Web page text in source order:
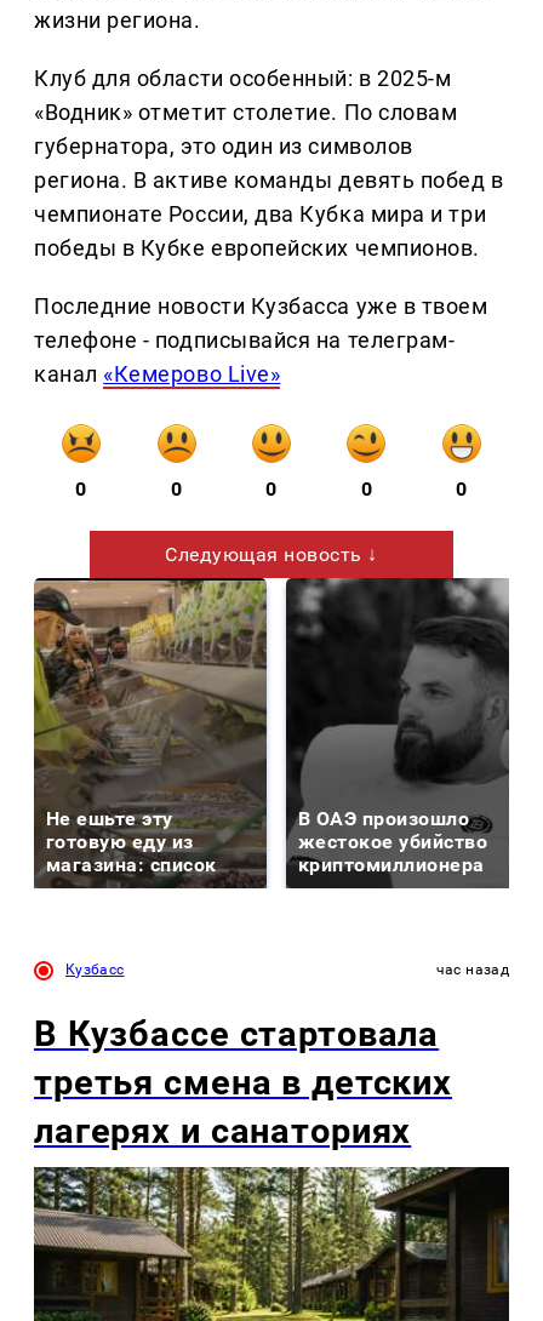
жизни региона.
Клуб для области особенный: в 2025-м
«Водник» отметит столетие. По словам
губернатора, это один из символов
региона. В активе команды девять побед в
чемпионате России, два Кубка мира и три
победы в Кубке европейских чемпионов.
Последние новости Кузбасса уже в твоем
телефоне - подписывайся на телеграм-
канал «Кемерово Live»
0 0 0 0 0
Следующая новость ↓
Не ешьте эту
готовую еду из
магазина: список
В ОАЭ произошло
жестокое убийство
криптомиллионера
Кузбасс час назад
В Кузбассе стартовала
третья смена в детских
лагерях и санаториях